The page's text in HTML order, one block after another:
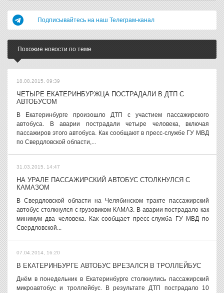
Подписывайтесь на наш Телеграм-канал
Похожие новости по теме
18.08.2015, 09:39
ЧЕТЫРЕ ЕКАТЕРИНБУРЖЦА ПОСТРАДАЛИ В ДТП С
АВТОБУСОМ
В Екатеринбурге произошло ДТП с участием пассажирского
автобуса. В аварии пострадали четыре человека, включая
пассажиров этого автобуса. Как сообщают в пресс-службе ГУ МВД
по Свердловской области,...
31.03.2015, 14:47
НА УРАЛЕ ПАССАЖИРСКИЙ АВТОБУС СТОЛКНУЛСЯ С
КАМАЗОМ
В Свердловской области на Челябинском тракте пассажирский
автобус столкнулся с грузовиком КАМАЗ. В аварии пострадало как
минимум два человека. Как сообщает пресс-служба ГУ МВД по
Свердловской...
07.04.2014, 16:20
В ЕКАТЕРИНБУРГЕ АВТОБУС ВРЕЗАЛСЯ В ТРОЛЛЕЙБУС
Днём в понедельник в Екатеринбурге столкнулись пассажирский
микроавтобус и троллейбус. В результате ДТП пострадало 10